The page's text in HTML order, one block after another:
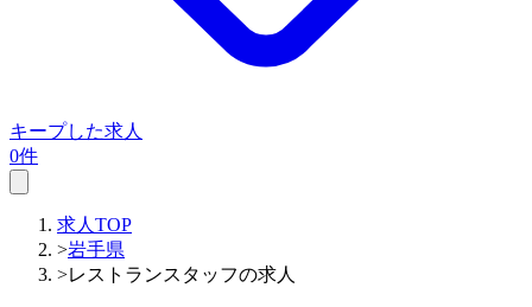
キープした求人
0件
求人TOP
>岩手県
>レストランスタッフの求人